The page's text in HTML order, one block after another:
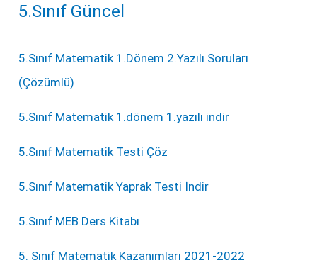
5.Sınıf Güncel
5.Sınıf Matematik 1.Dönem 2.Yazılı Soruları
(Çözümlü)
5.Sınıf Matematik 1.dönem 1.yazılı indir
5.Sınıf Matematik Testi Çöz
5.Sınıf Matematik Yaprak Testi İndir
5.Sınıf MEB Ders Kitabı
5. Sınıf Matematik Kazanımları 2021-2022